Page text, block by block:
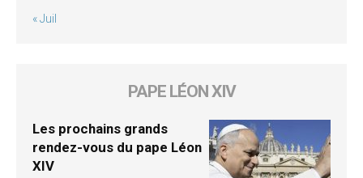
« Juil
PAPE LÉON XIV
Les prochains grands
rendez-vous du pape Léon
XIV